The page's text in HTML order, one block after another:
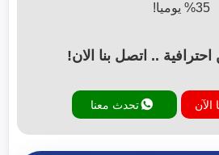
35% يوميا!
.. اتصل بنا الان!
الآن تحدث معنا